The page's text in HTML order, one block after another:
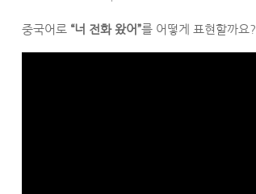
중국어로 “너 전화 왔어”를 어떻게 표현할까요?